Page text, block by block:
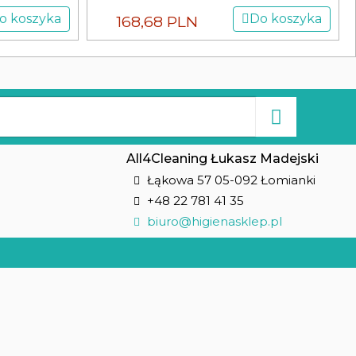
koszyka 168,68 PLN Do koszyka
All4Cleaning Łukasz Madejski
Łąkowa 57 05-092 Łomianki
+48 22 781 41 35
biuro@higienasklep.pl